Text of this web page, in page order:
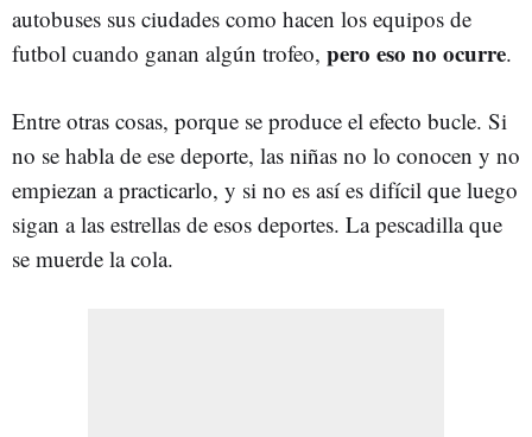
autobuses sus ciudades como hacen los equipos de
futbol cuando ganan algún trofeo, pero eso no ocurre.
Entre otras cosas, porque se produce el efecto bucle. Si
no se habla de ese deporte, las niñas no lo conocen y no
empiezan a practicarlo, y si no es así es difícil que luego
sigan a las estrellas de esos deportes. La pescadilla que
se muerde la cola.